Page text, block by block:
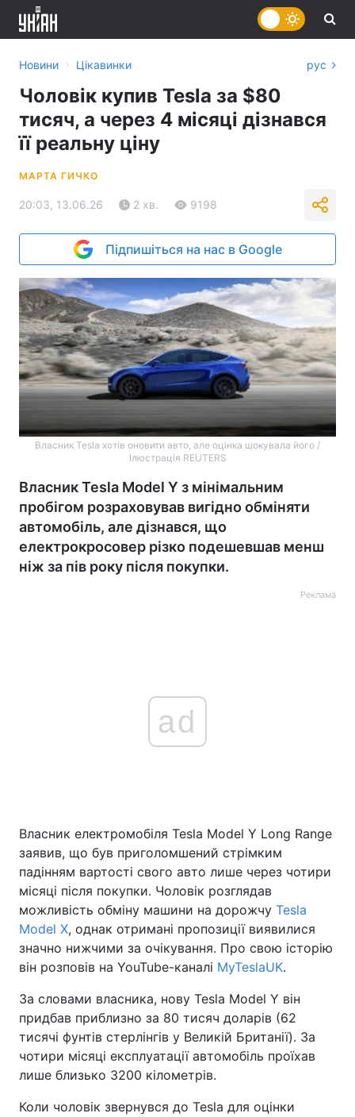
Економіка Світ
Спорт Наука
Техно і зв'язок Лайт
Зброя Інциденти
Цікавинки Погода
Екологія Регіони
Новини › Цікавинки рус
Чоловік купив Tesla за $80
тисяч, а через 4 місяці дізнався
її реальну ціну
МАРТА ГИЧКО
20:03, 13.06.26 2 хв. 9198
Підпишіться на нас в Google
Власник Tesla хотів оновити авто, але оцінка шокувала його /
Ілюстрація REUTERS
Власник Tesla Model Y з мінімальним
пробігом розраховував вигідно обміняти
автомобіль, але дізнався, що
електрокросовер різко подешевшав менш
ніж за пів року після покупки.
Реклама
ad
Власник електромобіля Tesla Model Y Long Range
заявив, що був приголомшений стрімким
падінням вартості свого авто лише через чотири
місяці після покупки. Чоловік розглядав
можливість обміну машини на дорожчу Tesla
Model X, однак отримані пропозиції виявилися
значно нижчими за очікування. Про свою історію
він розповів на YouTube-каналі MyTeslaUK.
За словами власника, нову Tesla Model Y він
придбав приблизно за 80 тисяч доларів (62
тисячі фунтів стерлінгів у Великій Британії). За
чотири місяці експлуатації автомобіль проїхав
лише близько 3200 кілометрів.
Коли чоловік звернувся до Tesla для оцінки